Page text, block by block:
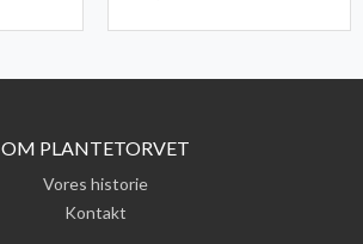
OM PLANTETORVET
Vores historie
Kontakt